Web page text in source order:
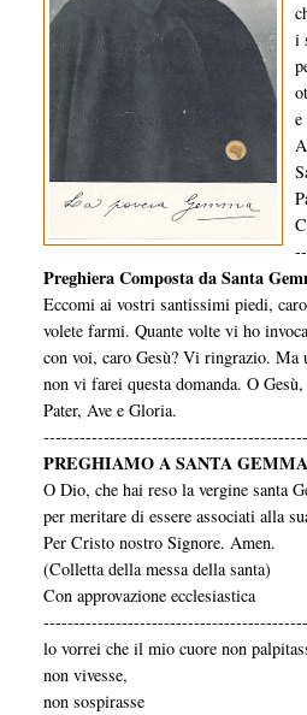
i
Preghiera Composta da Santa
Eccomi ai vostri santissimi piedi,
volete farmi. Quante volte vi ho
con voi, caro Gesù? Vi ringrazio. Ma
non vi farei questa domanda. O
Pater, Ave e Gloria.
PREGHIAMO A SANTA GEMMA
O Dio, che hai reso la ver­gine santa
per meritare di essere associati alla
Per Cristo nostro Signore. Amen.
(Colletta della messa della santa)
Con approvazione ecclesiastica
lo vorrei che il mio cuore non
non vivesse,
non sospirasse